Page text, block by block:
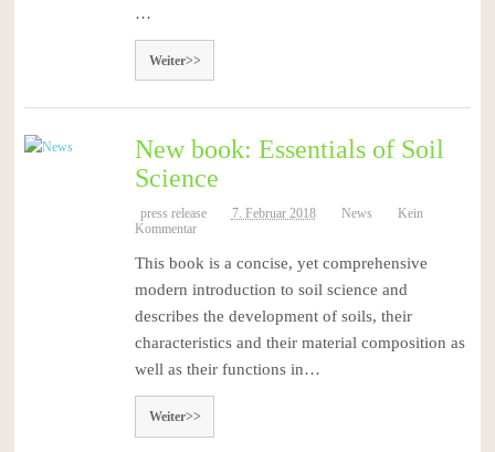
…
Weiter>>
New book: Essentials of Soil
Science
press release 7. Februar 2018 News
Kein
Kommentar
This book is a concise, yet comprehensive
modern introduction to soil science and
describes the development of soils, their
characteristics and their material composition as
well as their functions in…
Weiter>>